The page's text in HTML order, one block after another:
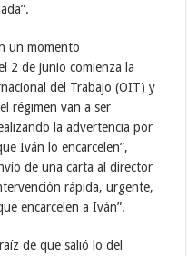
un momento
2 de junio comienza la
del Trabajo (OIT) y
régimen van a ser
la advertencia por
Iván lo encarcelen”,
de una carta al director
rápida, urgente,
encarcelen a Iván”.
de que salió lo del